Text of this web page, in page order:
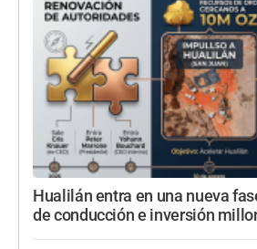
Hualilán entra en una nueva
de conducción e inversión